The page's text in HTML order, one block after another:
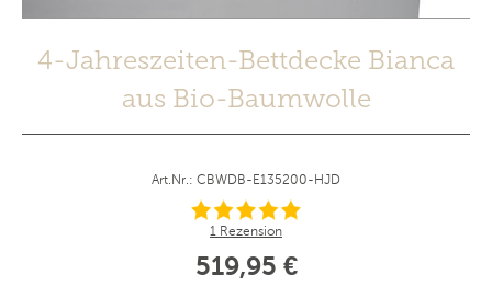
4-Jahreszeiten-Bettdecke Bianca
aus Bio-Baumwolle
Art.Nr.: CBWDB-E135200-HJD
1 Rezension
519,95 €